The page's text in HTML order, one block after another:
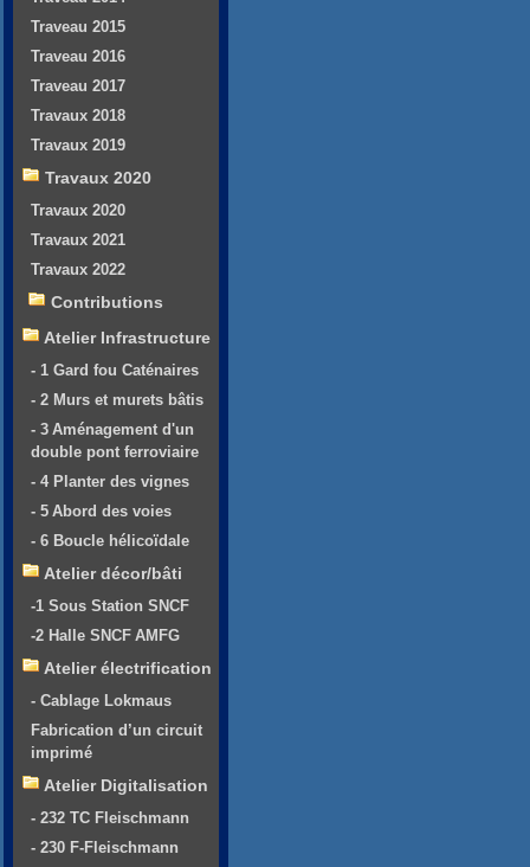
Traveau 2015
Traveau 2016
Traveau 2017
Travaux 2018
Travaux 2019
Travaux 2020
Travaux 2020
Travaux 2021
Travaux 2022
Contributions
Atelier Infrastructure
- 1 Gard fou Caténaires
- 2 Murs et murets bâtis
- 3 Aménagement d'un
double pont ferroviaire
- 4 Planter des vignes
- 5 Abord des voies
- 6 Boucle hélicoïdale
Atelier décor/bâti
-1 Sous Station SNCF
-2 Halle SNCF AMFG
Atelier électrification
- Cablage Lokmaus
Fabrication d’un circuit
imprimé
Atelier Digitalisation
- 232 TC Fleischmann
- 230 F-Fleischmann